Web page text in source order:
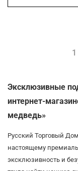
1
Эксклюзивные
интернет-
медведь»
Русский Торговый
настоящему
эксклюзивность и